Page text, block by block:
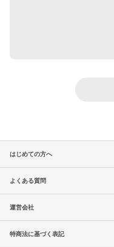
はじめての方へ
よくある質問
運営会社
特商法に基づく表記